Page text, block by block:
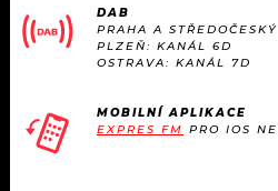
DAB
PRAHA A
PLZEŇ: KANÁL 6D
OSTRAVA: KANÁL 7D
MOBILNÍ APLIKACE
EXPRES FM PRO IOS